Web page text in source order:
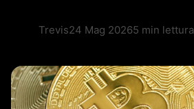
Trevis24 Mag 20265 min lettura